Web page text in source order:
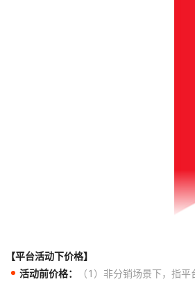
【平台活动下价格】
活动前价格：
（1）非分销场景下，指